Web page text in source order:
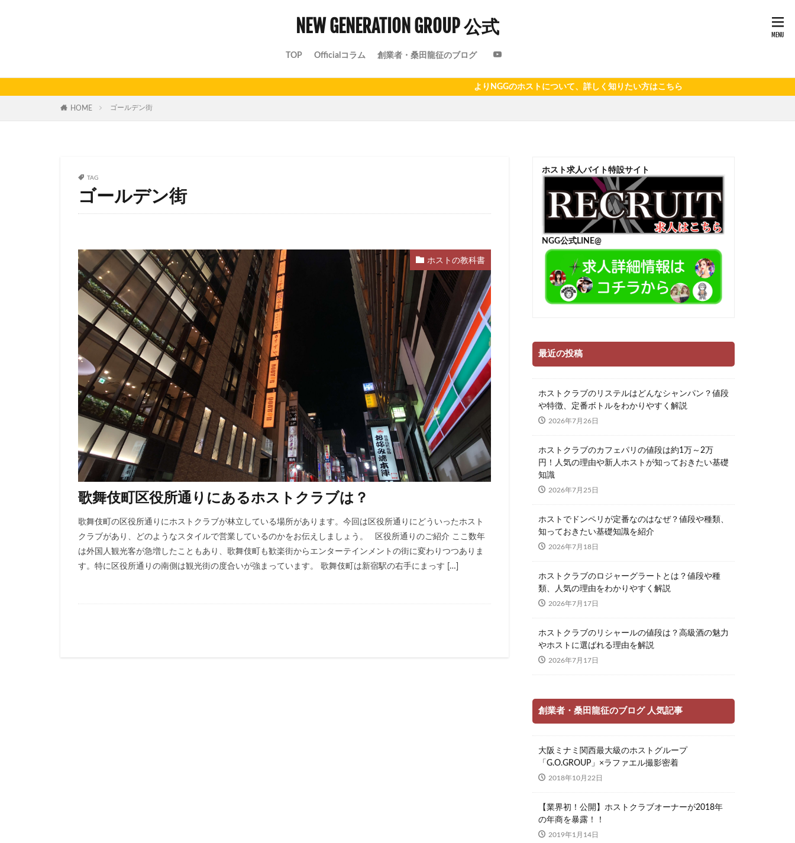
NEW GENERATION GROUP 公式
TOP Officialコラム 創業者・桑田龍征のブログ
よりNGGのホストについて、詳しく知りたい方はこちら
HOME ゴールデン街
TAG
ゴールデン街
ホストの教科書
歌舞伎町区役所通りにあるホストクラブは？
歌舞伎町の区役所通りにホストクラブが林立している場所があります。今回は区役所通りにどういったホスト
クラブがあり、どのようなスタイルで営業しているのかをお伝えしましょう。 区役所通りのご紹介 ここ数年
は外国人観光客が急増したこともあり、歌舞伎町も歓楽街からエンターテインメントの街に変わりつつありま
す。特に区役所通りの南側は観光街の度合いが強まっています。 歌舞伎町は新宿駅の右手にまっす […]
ホスト求人バイト特設サイト
NGG公式LINE@
最近の投稿
ホストクラブのリステルはどんなシャンパン？値段
や特徴、定番ボトルをわかりやすく解説
2026年7月26日
ホストクラブのカフェパリの値段は約1万～2万
円！人気の理由や新人ホストが知っておきたい基礎
知識
2026年7月25日
ホストでドンペリが定番なのはなぜ？値段や種類、
知っておきたい基礎知識を紹介
2026年7月18日
ホストクラブのロジャーグラートとは？値段や種
類、人気の理由をわかりやすく解説
2026年7月17日
ホストクラブのリシャールの値段は？高級酒の魅力
やホストに選ばれる理由を解説
2026年7月17日
創業者・桑田龍征のブログ 人気記事
大阪ミナミ関西最大級のホストグループ
「G.O.GROUP」×ラファエル撮影密着
2018年10月22日
【業界初！公開】ホストクラブオーナーが2018年
の年商を暴露！！
2019年1月14日